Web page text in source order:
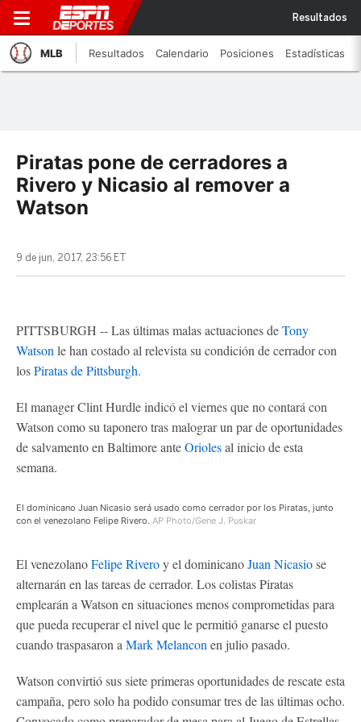
Resultados
MLB Resultados Calendario Posiciones Estadísticas
Piratas pone de cerradores a
Rivero y Nicasio al remover a
Watson
9 de jun, 2017, 23:56 ET
PITTSBURGH -- Las últimas malas actuaciones deTony
Watson le han costado al relevista su condición de cerrador con
losPiratas de Pittsburgh.
El manager Clint Hurdle indicó el viernes que no contará con
Watson como su taponero tras malograr un par de oportunidades
de salvamento en Baltimore anteOriolesal inicio de esta
semana.
El dominicano Juan Nicasio será usado como cerrador por los Piratas, junto
con el venezolano Felipe Rivero. AP Photo/Gene J. Puskar
El venezolanoFelipe Riveroy el dominicanoJuan Nicasiose
alternarán en las tareas de cerrador. Los colistas Piratas
emplearán a Watson en situaciones menos comprometidas para
que pueda recuperar el nivel que le permitió ganarse el puesto
cuando traspasaron a Mark Melancon en julio pasado.
Watson convirtió sus siete primeras oportunidades de rescate esta
campaña, pero solo ha podido consumar tres de las últimas ocho.